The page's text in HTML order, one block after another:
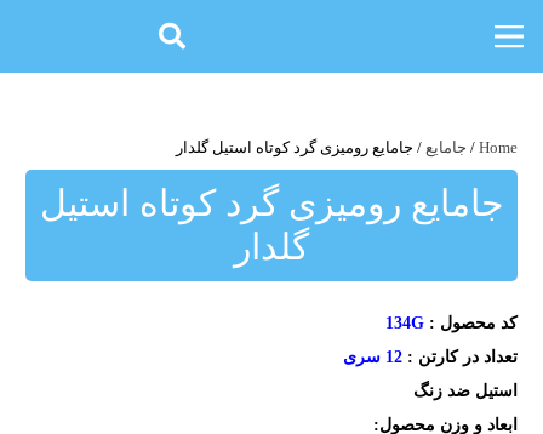
Home
/ جامایع / جامایع رومیزی گرد کوتاه استیل گلدار
جامایع رومیزی گرد کوتاه استیل
گلدار
کد محصول : 134G
تعداد در کارتن : 12 سری
استیل ضد زنگ
ابعاد و وزن محصول: